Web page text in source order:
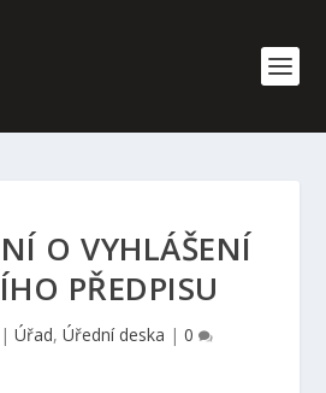
O VYHLÁŠENÍ
PŘEDPISU
| Úřad, Úřední deska | 0